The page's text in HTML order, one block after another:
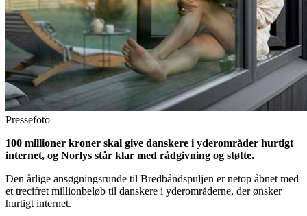
Pressefoto
100 millioner kroner skal give danskere i yderområder hurtigt
internet, og Norlys står klar med rådgivning og støtte.
Den årlige ansøgningsrunde til Bredbåndspuljen er netop åbnet med
et trecifret millionbeløb til danskere i yderområderne, der ønsker
hurtigt internet.